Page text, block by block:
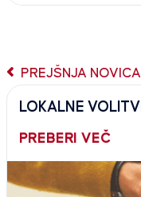
PREJŠNJA NOVICA
LOKALNE
PREBERI VEČ